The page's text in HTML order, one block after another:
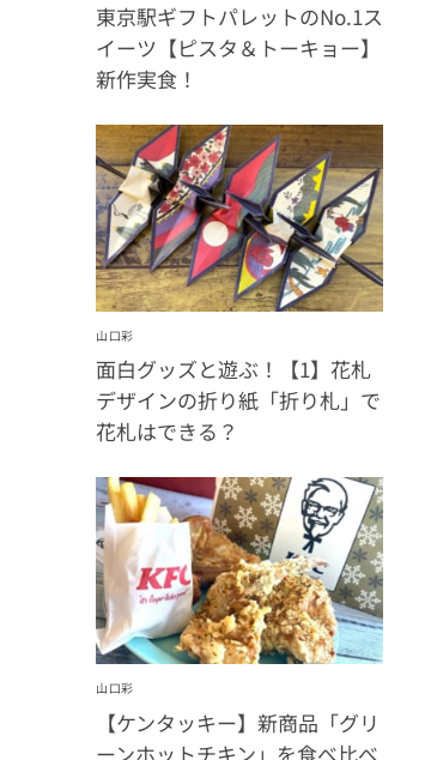
東京駅ギフトパレットのNo.1ス
イーツ【ピスタ＆トーキョー】
新作実食！
山口彩
面白グッズと遊ぶ！【1】花札
デザインの折り紙「折り札」で
花札はできる？
山口彩
【ケンタッキー】新商品「グリ
ーンホットチキン」を食べ比べ